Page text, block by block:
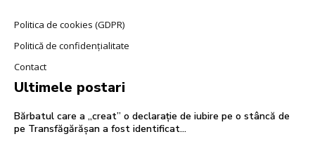
Politica de cookies (GDPR)
Politică de confidențialitate
Contact
Ultimele postari
Bărbatul care a „creat” o declarație de iubire pe o stâncă de
pe Transfăgărășan a fost identificat…